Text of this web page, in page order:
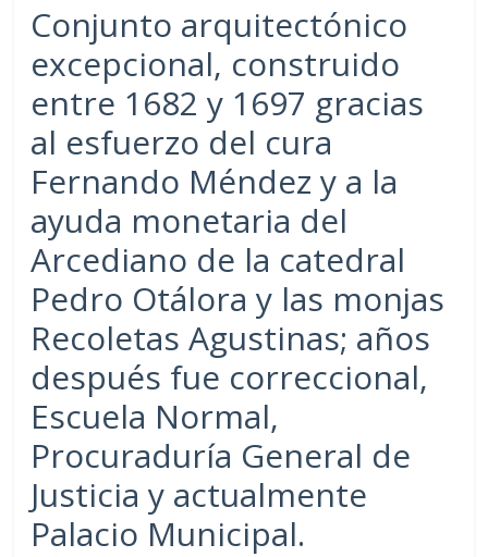
Conjunto arquitectónico
excepcional, construido
entre 1682 y 1697 gracias
al esfuerzo del cura
Fernando Méndez y a la
ayuda monetaria del
Arcediano de la catedral
Pedro Otálora y las monjas
Recoletas Agustinas; años
después fue correccional,
Escuela Normal,
Procuraduría General de
Justicia y actualmente
Palacio Municipal.